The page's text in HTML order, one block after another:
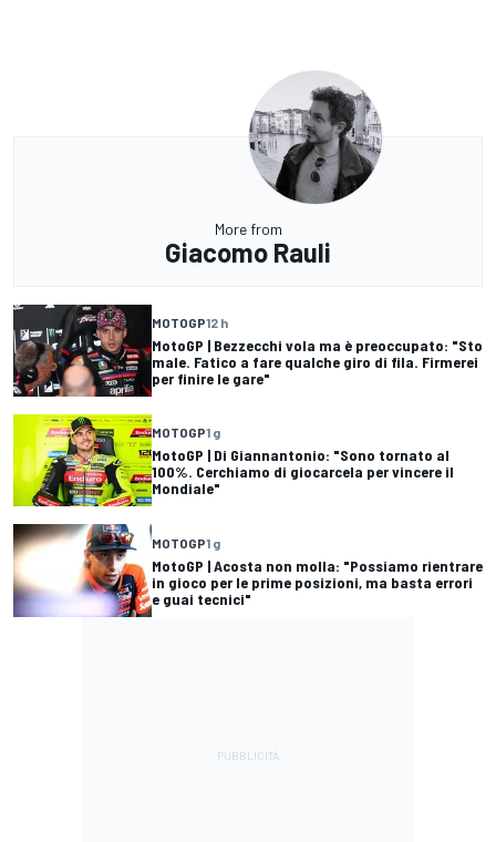
More from
Giacomo Rauli
MOTOGP12 h
MotoGP | Bezzecchi vola ma è preoccupato: "Sto
male. Fatico a fare qualche giro di fila. Firmerei
per finire le gare"
MOTOGP1 g
MotoGP | Di Giannantonio: "Sono tornato al
100%. Cerchiamo di giocarcela per vincere il
Mondiale"
MOTOGP1 g
MotoGP | Acosta non molla: "Possiamo rientrare
in gioco per le prime posizioni, ma basta errori
e guai tecnici"